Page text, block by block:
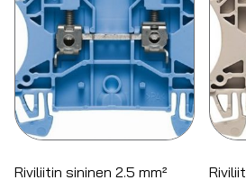
Riviliitin sininen 2.5 mm²